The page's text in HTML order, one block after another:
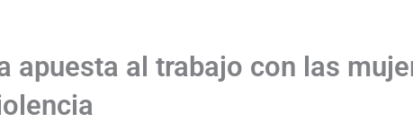
apuesta al trabajo con las